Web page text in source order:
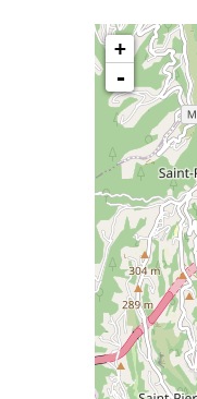
+
-